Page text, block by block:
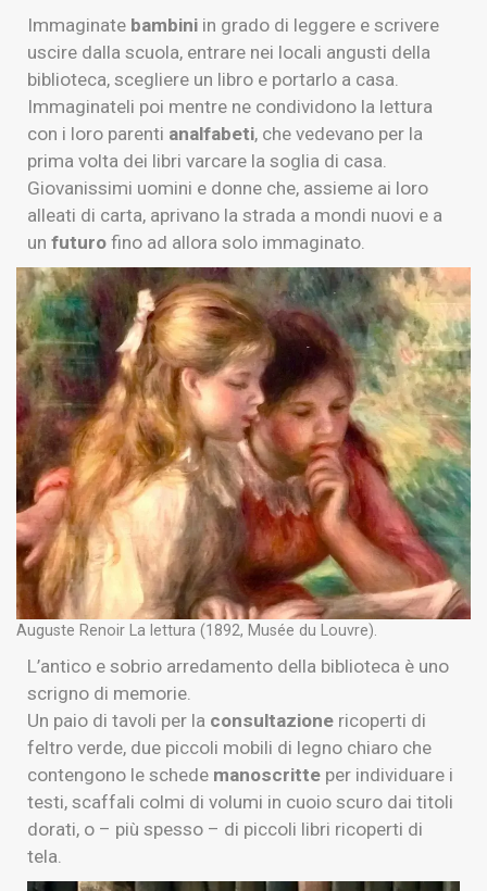
Immaginate bambini in grado di leggere e scrivere
uscire dalla scuola, entrare nei locali angusti della
biblioteca, scegliere un libro e portarlo a casa.
Immaginateli poi mentre ne condividono la lettura
con i loro parenti analfabeti, che vedevano per la
prima volta dei libri varcare la soglia di casa.
Giovanissimi uomini e donne che, assieme ai loro
alleati di carta, aprivano la strada a mondi nuovi e a
un futuro fino ad allora solo immaginato.
Auguste Renoir La lettura (1892, Musée du Louvre).
L’antico e sobrio arredamento della biblioteca è uno
scrigno di memorie.
Un paio di tavoli per la consultazione ricoperti di
feltro verde, due piccoli mobili di legno chiaro che
contengono le schede manoscritte per individuare i
testi, scaffali colmi di volumi in cuoio scuro dai titoli
dorati, o – più spesso – di piccoli libri ricoperti di
tela.